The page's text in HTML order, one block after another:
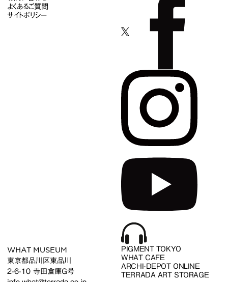
よくあるご質問
サイトポリシー
WHAT MUSEUM
東京都品川区東品川
2-6-10 寺田倉庫G号
PIGMENT TOKYO
WHAT CAFE
ARCHI-DEPOT ONLINE
TERRADA ART STORAGE